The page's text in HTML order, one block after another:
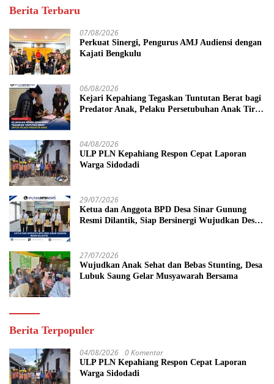
Berita Terbaru
07/08/2026
Perkuat Sinergi, Pengurus AMJ Audiensi dengan
Kajati Bengkulu
06/08/2026
Kejari Kepahiang Tegaskan Tuntutan Berat bagi
Predator Anak, Pelaku Persetubuhan Anak Tiri
04/08/2026
ULP PLN Kepahiang Respon Cepat Laporan
Warga Sidodadi
29/07/2026
Ketua dan Anggota BPD Desa Sinar Gunung
Resmi Dilantik, Siap Bersinergi Wujudkan Desa
27/07/2026
Wujudkan Anak Sehat dan Bebas Stunting, Desa
Lubuk Saung Gelar Musyawarah Bersama
Berita Terpopuler
04/08/2026 0 Komentar
ULP PLN Kepahiang Respon Cepat Laporan
Warga Sidodadi